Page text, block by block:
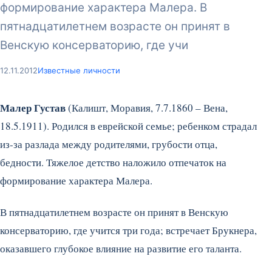
формирование характера Малера. В
пятнадцатилетнем возрасте он принят в
Венскую консерваторию, где учи
12.11.2012Известные личности
Малер Густав(Калишт, Моравия, 7.7.1860 – Вена,
18.5.1911). Родился в еврейской семье; ребенком страдал
из-за разлада между родителями, грубости отца,
бедности. Тяжелое детство наложило отпечаток на
формирование характера Малера.
В пятнадцатилетнем возрасте он принят в Венскую
консерваторию, где учится три года; встречает Брукнера,
оказавшего глубокое влияние на развитие его таланта.